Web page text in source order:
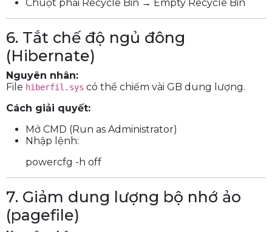
Chuột phải Recycle Bin → Empty Recycle Bin
6. Tắt chế độ ngủ đông
(Hibernate)
Nguyên nhân:
File hiberfil.sys có thể chiếm vài GB dung lượng.
Cách giải quyết:
Mở CMD (Run as Administrator)
Nhập lệnh:
powercfg -h off
7. Giảm dung lượng bộ nhớ ảo
(pagefile)